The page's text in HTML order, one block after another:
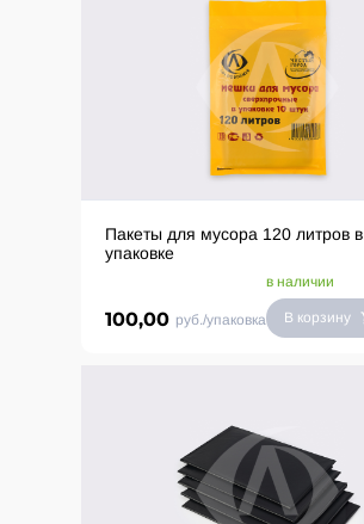
Пакеты для мусора 120 литров в
упаковке
100,00 руб./упаковка
в наличии
В корзину